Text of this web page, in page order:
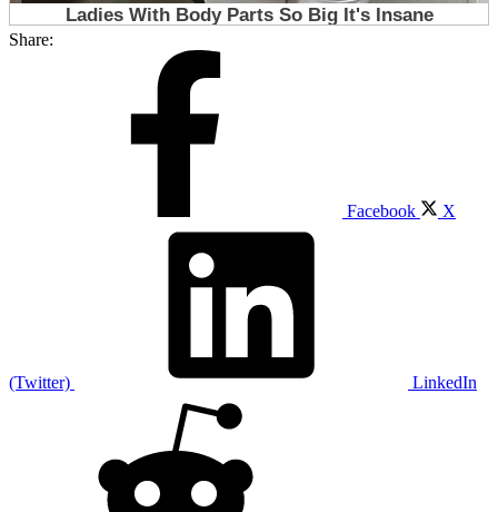
Share:
Facebook X
(Twitter) LinkedIn